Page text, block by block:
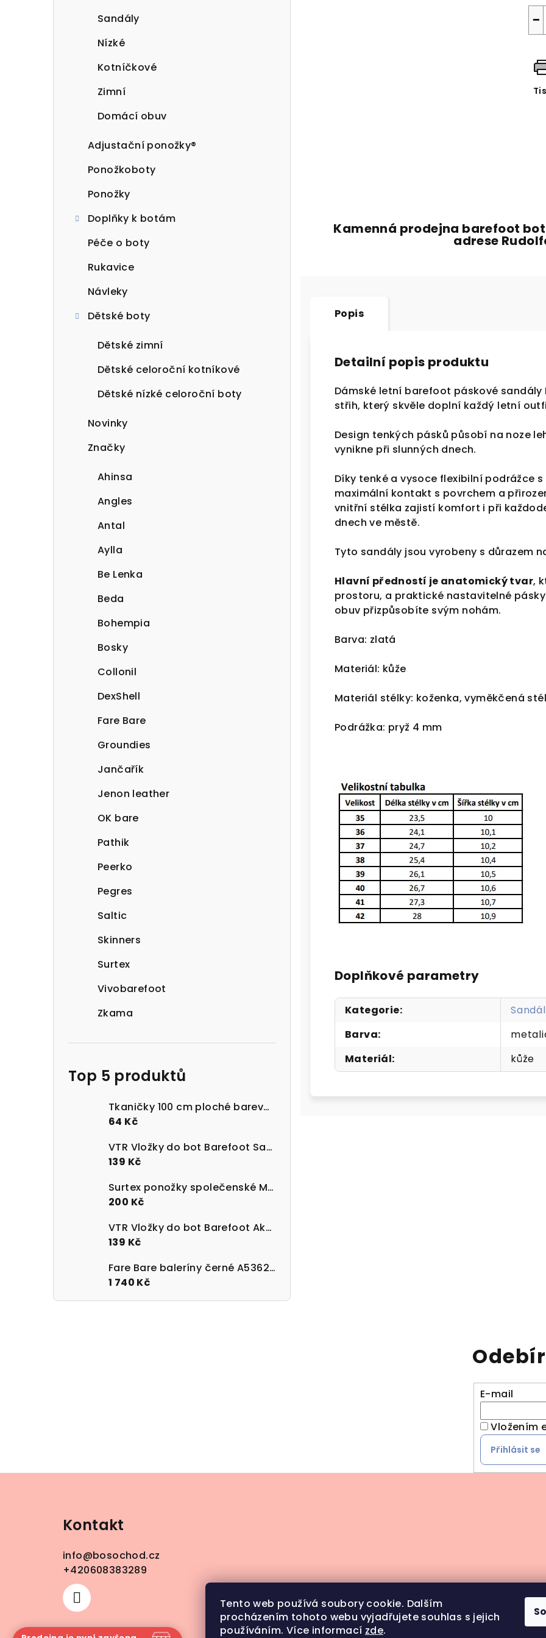
Tento web používá soubory cookie. Dalším
procházením tohoto webu vyjadřujete souhlas s jejich
používáním. Více informací zde.
Sandály
Nízké
Kotníčkové
Zimní
Domácí obuv
Adjustační ponožky®
Ponožkoboty
Ponožky
Doplňky k botám
Péče o boty
Rukavice
Návleky
Dětské boty
Dětské zimní
Dětské celoroční kotníkové
Dětské nízké celoroční boty
Novinky
Značky
Ahinsa
Angles
Antal
Aylla
Be Lenka
Beda
Bohempia
Bosky
Collonil
DexShell
Fare Bare
Groundies
Jančařík
Jenon leather
OK bare
Pathik
Peerko
Pegres
Saltic
Skinners
Surtex
Vivobarefoot
Zkama
Top 5 produktů
Tkaničky 100 cm ploché barevné 100% bavlna
64 Kč
VTR Vložky do bot Barefoot Sanitized s paměťovou pěnou
139 Kč
Surtex ponožky společenské Merino 90 - 95% černé
200 Kč
VTR Vložky do bot Barefoot Aktivní uhlí UNI velikost 36-47
139 Kč
Fare Bare baleríny černé A5362113
1 740 Kč
−
Kamenná prodejna barefoot
adrese
Popis
Detailní popis produktu
Dámské letní barefoot páskové sandály
střih, který skvěle doplní každý letní
Design tenkých pásků působí na noze
vynikne při slunných dnech.
Díky tenké a vysoce flexibilní podrážce
maximální kontakt s povrchem a
vnitřní stélka zajistí komfort i při
dnech ve městě.
Tyto sandály jsou vyrobeny s důrazem
Hlavní předností je anatomický tvar,
prostoru, a praktické nastavitelné
obuv přizpůsobíte svým nohám.
Barva: zlatá
Materiál: kůže
Materiál stélky: koženka, vyměkčená
Podrážka: pryž 4 mm
Doplňkové parametry
Kategorie:
Barva:
Materiál: kůže
E-mail
Vložením
Přihlásit se
Kontakt
info@bosochod.cz
+420608383289